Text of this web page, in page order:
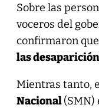
Sobre las
voceros del
confirmaron
las
Mientras tanto,
Nacional(SMN)